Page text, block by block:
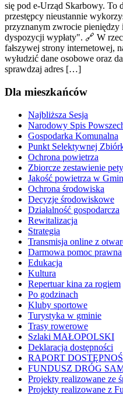
się pod e-Urząd Skarbowy. To
przestępcy nieustannie
przyznanym zwrocie pieniędzy
dyspozycji wypłaty". 🔗 W
fałszywej strony internetowej,
wyłudzić dane osobowe oraz
sprawdzaj adres […]
Dla mieszkańców
Najbliższa Sesja
Narodowy Spis
Gospodarka Komunalna
Punkt Selektywnej
Ochrona powietrza
Zbiorcze zestawienie
Jakość powietrza w
Ochrona środowiska
Decyzje środowiskowe
Działalność gospodarcza
Rewitalizacja
Strategia
Transmisja online z
Darmowa pomoc prawna
Edukacja
Kultura
Repertuar kina za rogiem
Po godzinach
Kluby sportowe
Turystyka w gminie
Trasy rowerowe
Szlaki MAŁOPOLSKI
Deklaracja dostępności
RAPORT
FUNDUSZ DRÓG
Projekty realizowane ze
Projekty realizowane z